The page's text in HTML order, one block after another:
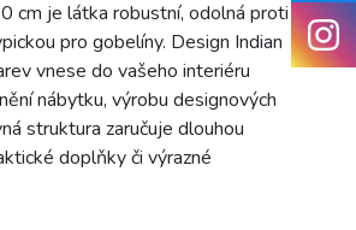
cm je látka robustní, odolná proti
pro gobelíny. Design Indian
vnese do vašeho interiéru
nábytku, výrobu designových
struktura zaručuje dlouhou
doplňky či výrazné